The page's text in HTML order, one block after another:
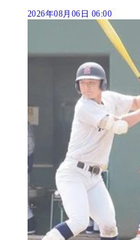
2026年08月06日 06:00